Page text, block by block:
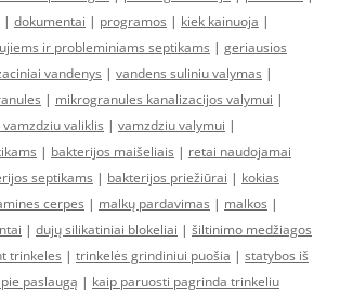
| dokumentai | programos | kiek kainuoja |
ir probleminiams septikams | geriausios
vandenys | vandens suliniu valymas |
| mikrogranules kanalizacijos valymui |
valiklis | vamzdziu valymui |
| bakterijos maišeliais | retai naudojamai
septikams | bakterijos priežiūrai | kokias
cerpes | malkų pardavimas | malkos |
| dujų silikatiniai blokeliai | šiltinimo medžiagos
trinkeles | trinkelės grindiniui puošia | statybos iš
paslaugą | kaip paruosti pagrinda trinkeliu